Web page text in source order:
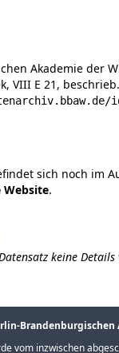
Akademie der
VIII E 21,
sich noch im
Website.
keine
vom inzwischen